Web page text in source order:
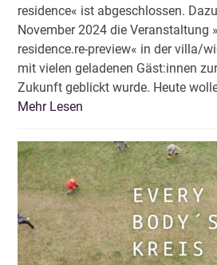
residence« ist abgeschlossen.
November 2024 die Veranstaltung
residence.re-preview« in der villa/
mit vielen geladenen Gäst:innen
Zukunft geblickt wurde. Heute
Mehr Lesen